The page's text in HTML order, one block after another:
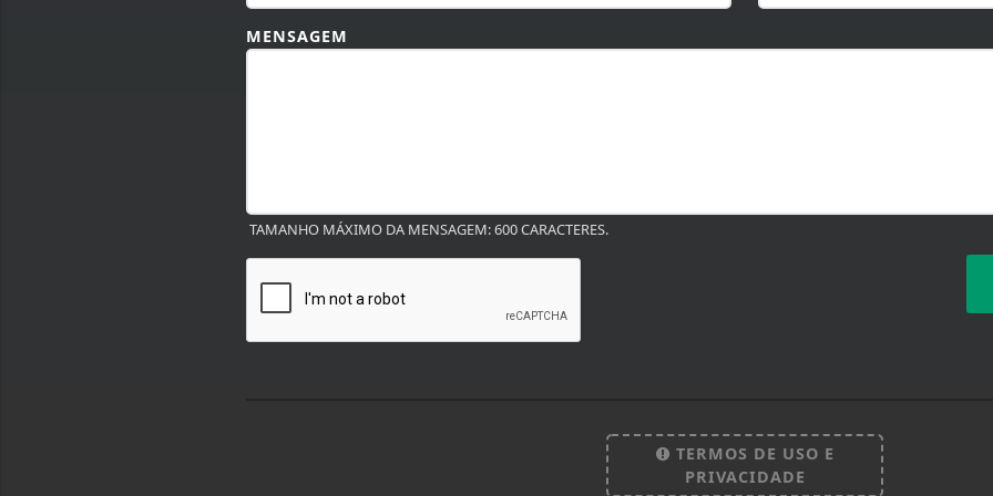
MENSAGEM
TAMANHO MÁXIMO DA MENSAGEM: 600 CARACTERES.
TERMOS DE USO E
PRIVACIDADE